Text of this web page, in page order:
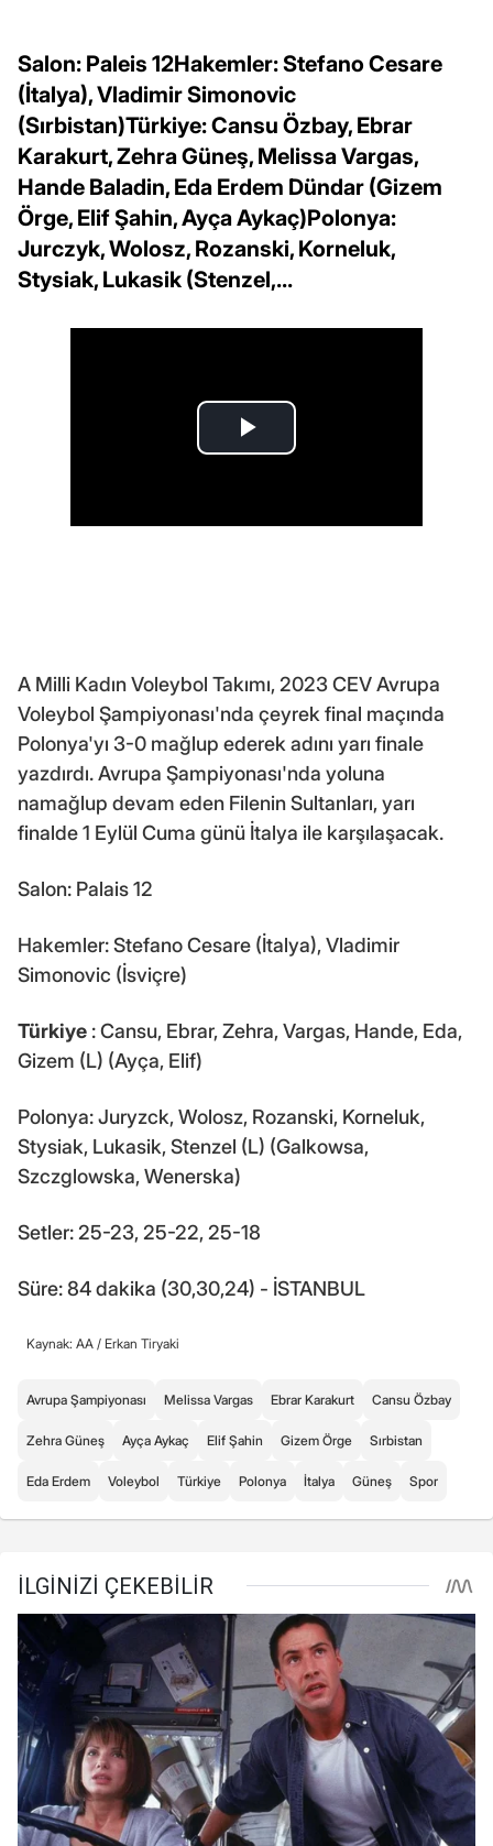
Salon: Paleis 12Hakemler: Stefano Cesare
(İtalya), Vladimir Simonovic
(Sırbistan)Türkiye: Cansu Özbay, Ebrar
Karakurt, Zehra Güneş, Melissa Vargas,
Hande Baladin, Eda Erdem Dündar (Gizem
Örge, Elif Şahin, Ayça Aykaç)Polonya:
Jurczyk, Wolosz, Rozanski, Korneluk,
Stysiak, Lukasik (Stenzel,...
A Milli Kadın Voleybol Takımı, 2023 CEV Avrupa
Voleybol Şampiyonası'nda çeyrek final maçında
Polonya'yı 3-0 mağlup ederek adını yarı finale
yazdırdı. Avrupa Şampiyonası'nda yoluna
namağlup devam eden Filenin Sultanları, yarı
finalde 1 Eylül Cuma günü İtalya ile karşılaşacak.
Salon: Palais 12
Hakemler: Stefano Cesare (İtalya), Vladimir
Simonovic (İsviçre)
Türkiye : Cansu, Ebrar, Zehra, Vargas, Hande, Eda,
Gizem (L) (Ayça, Elif)
Polonya: Juryzck, Wolosz, Rozanski, Korneluk,
Stysiak, Lukasik, Stenzel (L) (Galkowsa,
Szczglowska, Wenerska)
Setler: 25-23, 25-22, 25-18
Süre: 84 dakika (30,30,24) - İSTANBUL
Kaynak: AA / Erkan Tiryaki
Avrupa Şampiyonası Melissa Vargas Ebrar Karakurt Cansu Özbay
Zehra Güneş Ayça Aykaç Elif Şahin Gizem Örge Sırbistan
Eda Erdem Voleybol Türkiye Polonya İtalya Güneş Spor